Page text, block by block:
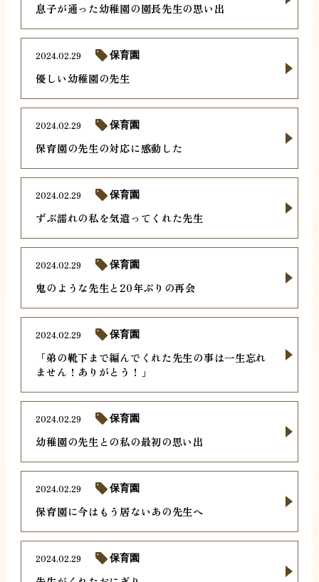
息子が通った幼稚園の園長先生の思い出
優しい幼稚園の先生
2024.02.29 保育園
保育園の先生の対応に感動した
2024.02.29 保育園
ずぶ濡れの私を気遣ってくれた先生
2024.02.29 保育園
鬼のような先生と20年ぶりの再会
2024.02.29 保育園
「弟の靴下まで編んでくれた先生の事は一生忘れ
ません！ありがとう！」
2024.02.29 保育園
幼稚園の先生との私の最初の思い出
2024.02.29 保育園
保育園に今はもう居ないあの先生へ
2024.02.29 保育園
2024.02.29 保育園